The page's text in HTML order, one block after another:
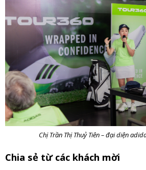
Chị Trần Thị Thuỷ Tiên – đại diện
Chia sẻ từ các khách mời